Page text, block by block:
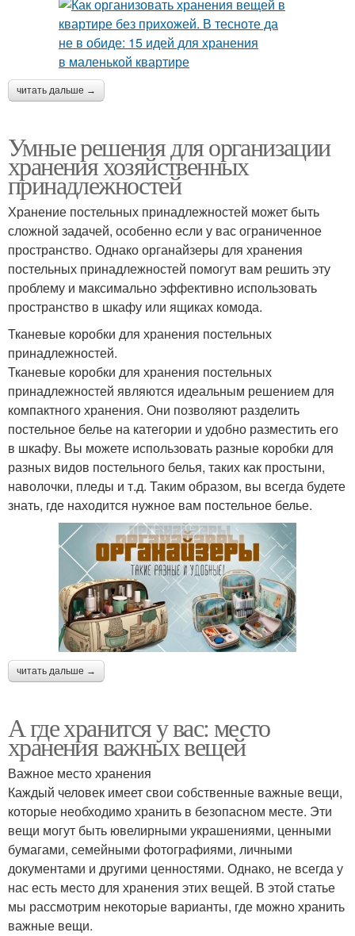
читать дальше →
Умные решения для организации
хранения хозяйственных
принадлежностей
Хранение постельных принадлежностей может быть
сложной задачей, особенно если у вас ограниченное
пространство. Однако органайзеры для хранения
постельных принадлежностей помогут вам решить эту
проблему и максимально эффективно использовать
пространство в шкафу или ящиках комода.
Тканевые коробки для хранения постельных
принадлежностей.
Тканевые коробки для хранения постельных
принадлежностей являются идеальным решением для
компактного хранения. Они позволяют разделить
постельное белье на категории и удобно разместить его
в шкафу. Вы можете использовать разные коробки для
разных видов постельного белья, таких как простыни,
наволочки, пледы и т.д. Таким образом, вы всегда будете
знать, где находится нужное вам постельное белье.
читать дальше →
А где хранится у вас: место
хранения важных вещей
Важное место хранения
Каждый человек имеет свои собственные важные вещи,
которые необходимо хранить в безопасном месте. Эти
вещи могут быть ювелирными украшениями, ценными
бумагами, семейными фотографиями, личными
документами и другими ценностями. Однако, не всегда у
нас есть место для хранения этих вещей. В этой статье
мы рассмотрим некоторые варианты, где можно хранить
важные вещи.